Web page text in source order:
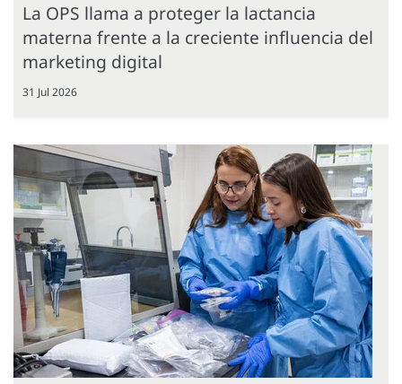
La OPS llama a proteger la lactancia
materna frente a la creciente influencia del
marketing digital
31 Jul 2026